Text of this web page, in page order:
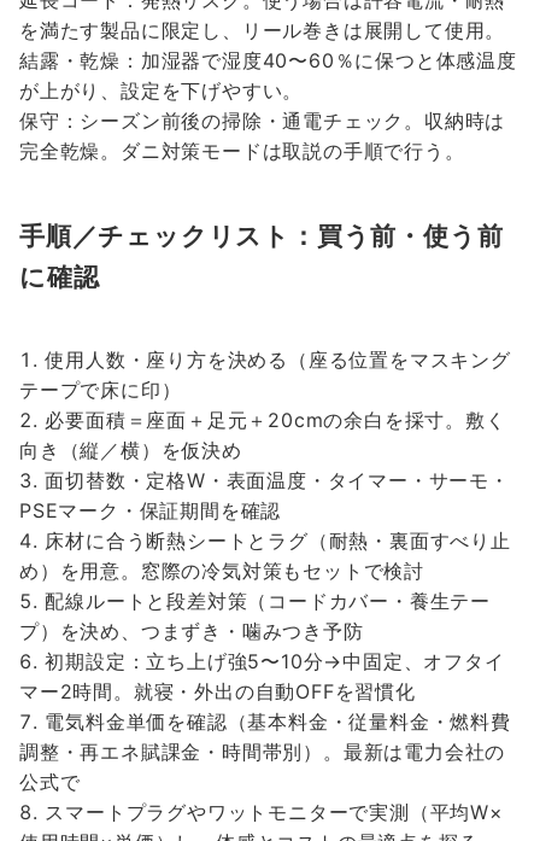
を満たす製品に限定し、リール巻きは展開して使用。
結露・乾燥：加湿器で湿度40〜60％に保つと体感温度
が上がり、設定を下げやすい。
保守：シーズン前後の掃除・通電チェック。収納時は
完全乾燥。ダニ対策モードは取説の手順で行う。
手順／チェックリスト：買う前・使う前
に確認
使用人数・座り方を決める（座る位置をマスキング
テープで床に印）
必要面積＝座面＋足元＋20cmの余白を採寸。敷く
向き（縦／横）を仮決め
面切替数・定格W・表面温度・タイマー・サーモ・
PSEマーク・保証期間を確認
床材に合う断熱シートとラグ（耐熱・裏面すべり止
め）を用意。窓際の冷気対策もセットで検討
配線ルートと段差対策（コードカバー・養生テー
プ）を決め、つまずき・噛みつき予防
初期設定：立ち上げ強5〜10分→中固定、オフタイ
マー2時間。就寝・外出の自動OFFを習慣化
電気料金単価を確認（基本料金・従量料金・燃料費
調整・再エネ賦課金・時間帯別）。最新は電力会社の
公式で
スマートプラグやワットモニターで実測（平均W×